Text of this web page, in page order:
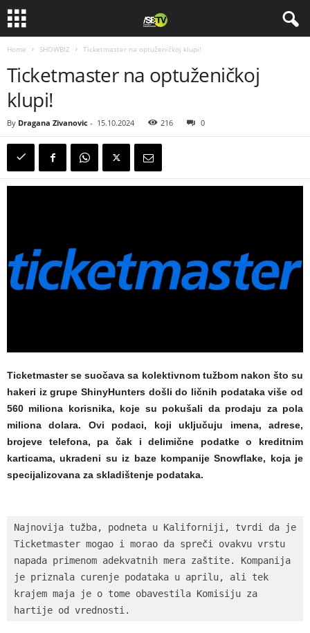
Home SHOWBIZ Ticketmaster na optuženičkoj klupi!
Ticketmaster na optuženičkoj
klupi!
By Dragana Zivanovic - 15.10.2024 216 0
Ticketmaster se suočava sa kolektivnom tužbom nakon što su
hakeri iz grupe ShinyHunters došli do ličnih podataka više od
560 miliona korisnika, koje su pokušali da prodaju za pola
miliona dolara. Ovi podaci, koji uključuju imena, adrese,
brojeve telefona, pa čak i delimične podatke o kreditnim
karticama, ukradeni su iz baze kompanije Snowflake, koja je
specijalizovana za skladištenje podataka.
Najnovija tužba, podneta u Kaliforniji, tvrdi da je
Ticketmaster mogao i morao da spreči ovakvu vrstu
napada primenom adekvatnih mera zaštite. Kompanija
je priznala curenje podataka u aprilu, ali tek
krajem maja je o tome obavestila Komisiju za
hartije od vrednosti.